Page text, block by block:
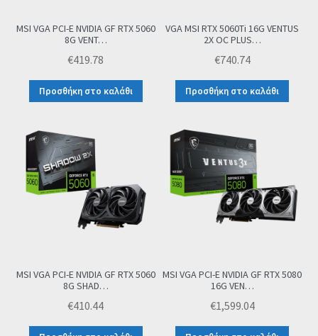
MSI VGA PCI-E NVIDIA GF RTX 5060
8G VENT…
€419.78
Προσθήκη στο καλάθι
VGA MSI RTX 5060Ti 16G VENTUS
2X OC PLUS…
€740.74
Προσθήκη στο καλάθι
MSI VGA PCI-E NVIDIA GF RTX 5060
8G SHAD…
€410.44
MSI VGA PCI-E NVIDIA GF RTX 5080
16G VEN…
€1,599.04